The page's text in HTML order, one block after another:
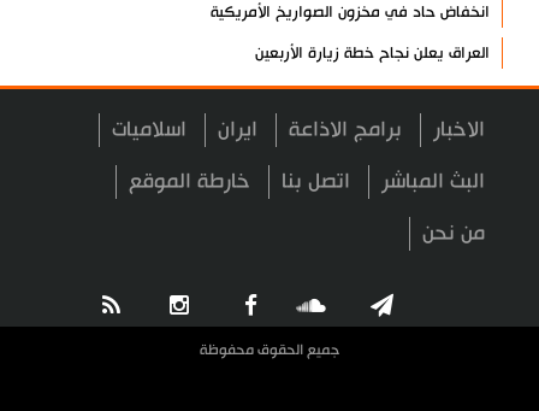
انخفاض حاد في مخزون الصواريخ الأمريكية
العراق يعلن نجاح خطة زيارة الأربعين
رضائي: إيران جاهزة للدفاع عن سيادتها
رئيس بلدية طهران يلتقي مع متولي العتبة الحسينية ومحافظ كربلاء
تقرير مصور.. مراسم عزاء الأربعين بجوار مكان استشهاد الإمام
فريق طبي إيراني ينقذ حياة طفل عراقي بأعجوبة+ فيديو
الشيخ قاسم: المقاومة مستمرة ما دام الاحتلال موجودا
حمادة: إيران تشكل لاعبا رئيسا على خارطة العالم
الاخبار برامج الاذاعة ايران اسلاميات
البث المباشر اتصل بنا خارطة الموقع
من نحن
جميع الحقوق محفوظة